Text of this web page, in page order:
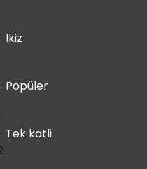
ürün
Ikiz
Popüler
ürün
Tek katli
12